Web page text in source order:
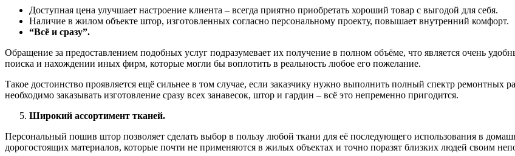
Доступная цена улучшает настроение клиента – всегда приятно приобретать хороший товар с выгодой для себя.
Наличие в жилом объекте штор, изготовленных согласно персональному проекту, повышает внутренний комфорт.
“Всё и сразу”.
Обращение за предоставлением подобных услуг подразумевает их получение в полном объёме, что является очень
поиска и нахождении иных фирм, которые могли бы воплотить в реальность любое его пожелание.
Такое достоинство проявляется ещё сильнее в том случае, если заказчику нужно выполнить полный спектр ремонтных
необходимо заказывать изготовление сразу всех занавесок, штор и гардин – всё это непременно пригодится.
Широкий ассортимент тканей.
Персональный пошив штор позволяет сделать выбор в пользу любой ткани для её последующего использования в
дорогостоящих материалов, которые почти не применяются в жилых объектах и точно поразят близких людей своим